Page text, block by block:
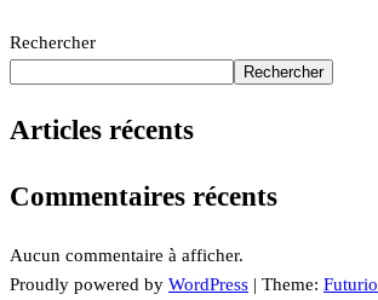
Rechercher
Rechercher
Articles récents
Commentaires récents
Aucun commentaire à afficher.
Proudly powered by WordPress | Theme: Futurio